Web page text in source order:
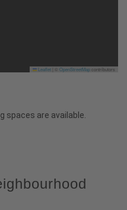
Leaflet OpenStreetMapcontributors
spaces are available.